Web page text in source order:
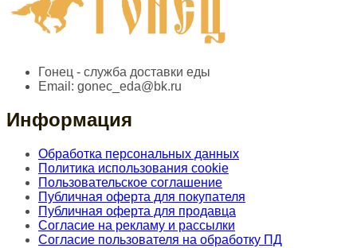
Гонец - служба доставки еды
Email: gonec_eda@bk.ru
Информация
Обработка персональных данных
Политика использования cookie
Пользовательское соглашение
Публичная оферта для покупателя
Публичная оферта для продавца
Согласие на рекламу и рассылки
Согласие пользователя на обработку ПД